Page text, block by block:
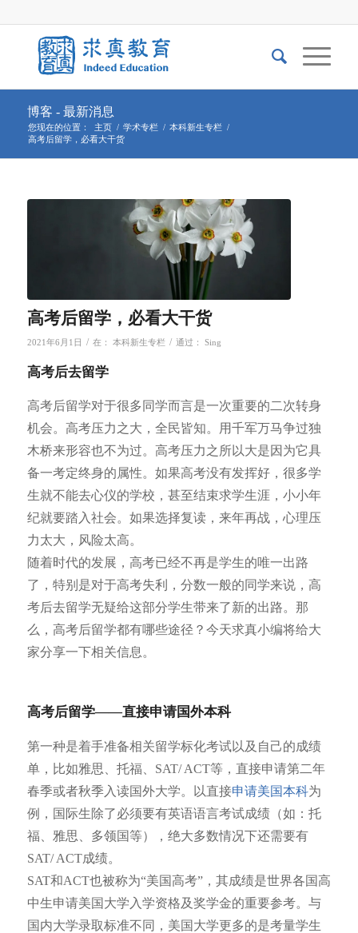
博客 - 最新消息
您现在的位置： 主页 / 学术专栏 / 本科新生专栏 /
高考后留学，必看大干货
高考后留学，必看大干货
2021年6月1日 / 在： 本科新生专栏 / 通过： Sing
高考后去留学
高考后留学对于很多同学而言是一次重要的二次转身
机会。 高考压力之大，全民皆知。用千军万马争过独
木桥来形容也不为过。高考压力之所以大是因为它具
备一考定终身的属性。如果高考没有发挥好，很多学
生就不能去心仪的学校，甚至结束求学生涯，小小年
纪就要踏入社会。如果选择复读，来年再战，心理压
力太大，风险太高。
随着时代的发展，高考已经不再是学生的唯一出路
了，特别是对于高考失利，分数一般的同学来说，高
考后去留学无疑给这部分学生带来了新的出路。 那
么，高考后留学都有哪些途径？今天求真小编将给大
家分享一下相关信息。
高考后留学——直接申请国外本科
第一种是着手准备相关留学标化考试以及自己的成绩
单，比如雅思、托福、SAT/ ACT等，直接申请第二年
春季或者秋季入读国外大学。以直接申请美国本科为
例，国际生除了必须要有英语语言考试成绩（如：托
福、雅思、多领国等），绝大多数情况下还需要有
SAT/ ACT成绩。
SAT和ACT也被称为“美国高考”，其成绩是世界各国高
中生申请美国大学入学资格及奖学金的重要参考。与
国内大学录取标准不同，美国大学更多的是考量学生